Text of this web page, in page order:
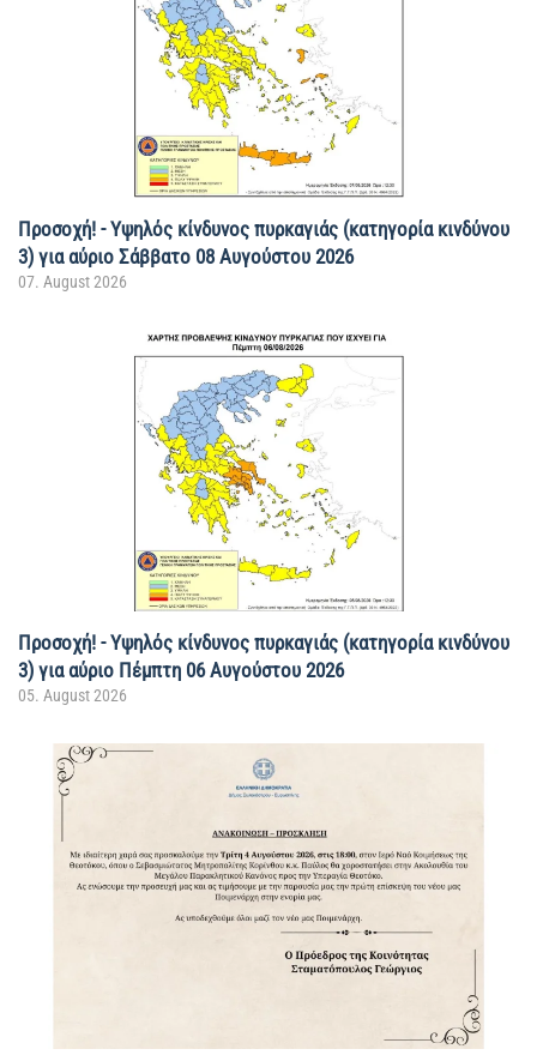
Προσοχή! - Υψηλός κίνδυνος πυρκαγιάς (κατηγορία κινδύνου
3) για αύριο Σάββατο 08 Αυγούστου 2026
07. August 2026
Προσοχή! - Υψηλός κίνδυνος πυρκαγιάς (κατηγορία κινδύνου
3) για αύριο Πέμπτη 06 Αυγούστου 2026
05. August 2026